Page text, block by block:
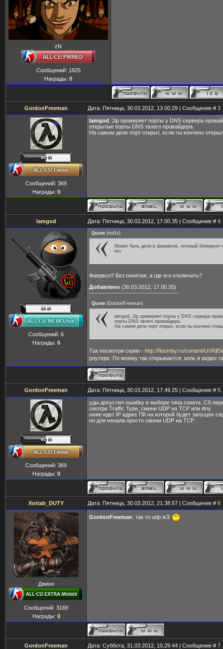
zN
Сообщений: 1825
Награды: 0
GordonFreeman Дата: Пятница, 30.03.2012, 13.00.29 | Сообщение # 3
Сообщений: 369
Награды: 0
lamgod , 2ip проверяет порты у DNS сервера
открытые порты DNS твоего провайдера.
На самом деле порт открыт, если ты кончено
lamgod Дата: Пятница, 30.03.2012, 17.00.35 | Сообщение # 4
Сообщений: 6
Награды: 0
Quote (nol1x)
Может быть дело в фаерволе, который
его.
Фаервол? Без понятия, а где его отключить?
Добавлено (30.03.2012, 17.00.35)
---------------------------------------------
Quote (GordonFreeman)
lamgod, 2ip проверяет порты у DNS сервера
порты DNS твоего провайдера.
На самом деле порт открыт, если ты кончено
Так посмотри скрин - http://floomby.ru/content/
роутере. По моему так открывается, коль в видео
GordonFreeman Дата: Пятница, 30.03.2012, 17.49.25 | Сообщение # 5
Сообщений: 369
Награды: 0
уды допустил ошибку в выборе типа сокета. CS
смотри Traffic Type, смени UDP на TCP или Any
ниже идет IP адрес ПК на которой будет запущен
но для начала просто смени UDP на TCP
Xottab_DUTY Дата: Пятница, 30.03.2012, 21.38.57 | Сообщение # 6
Джинн
Сообщений: 3169
Награды: 0
GordonFreeman , так то udp жЭ
GordonFreeman Дата: Суббота, 31.03.2012, 10.29.44 | Сообщение # 7